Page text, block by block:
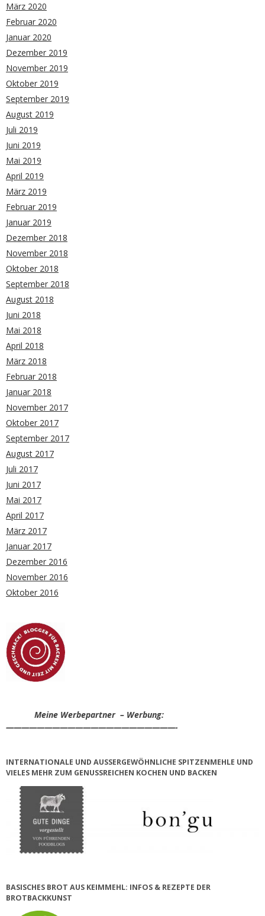
März 2020
Februar 2020
Januar 2020
Dezember 2019
November 2019
Oktober 2019
September 2019
August 2019
Juli 2019
Juni 2019
Mai 2019
April 2019
März 2019
Februar 2019
Januar 2019
Dezember 2018
November 2018
Oktober 2018
September 2018
August 2018
Juni 2018
Mai 2018
April 2018
März 2018
Februar 2018
Januar 2018
November 2017
Oktober 2017
September 2017
August 2017
Juli 2017
Juni 2017
Mai 2017
April 2017
März 2017
Januar 2017
Dezember 2016
November 2016
Oktober 2016
Meine Werbepartner – Werbung:
——————————————————————-
INTERNATIONALE UND AUSSERGEWÖHNLICHE SPITZENMEHLE UND V
IELES MEHR ZUM GENUSSREICHEN KOCHEN UND BACKEN
BASISCHES BROT AUS KEIMMEHL: INFOS & REZEPTE DER
BROTBACKKUNST